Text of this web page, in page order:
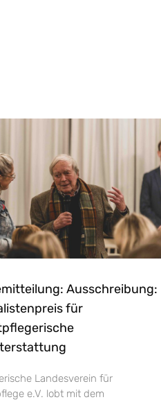
Ausschreibung:
für
Landesverein für
e.V. lobt mit dem